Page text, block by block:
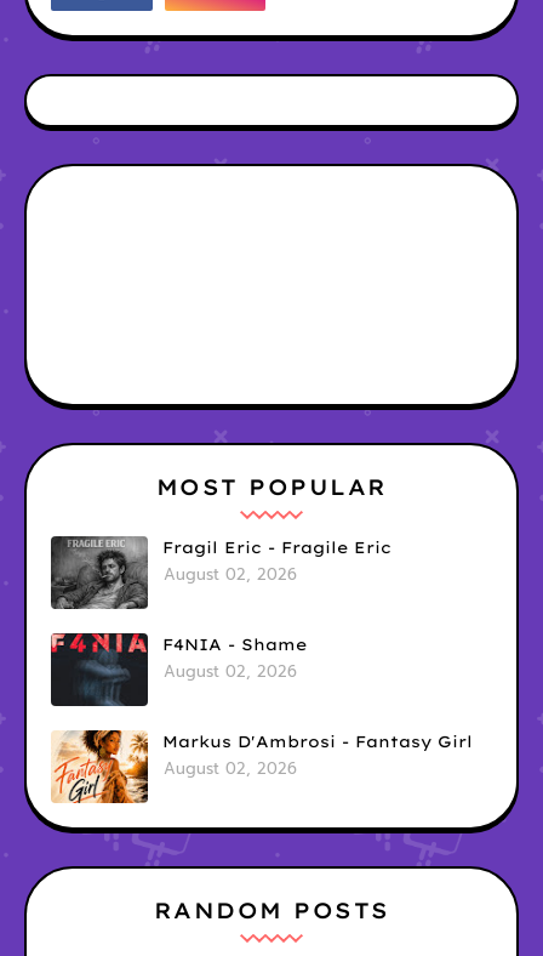
MOST POPULAR
Fragil Eric - Fragile Eric
August 02, 2026
F4NIA - Shame
August 02, 2026
Markus D'Ambrosi - Fantasy Girl
August 02, 2026
RANDOM POSTS